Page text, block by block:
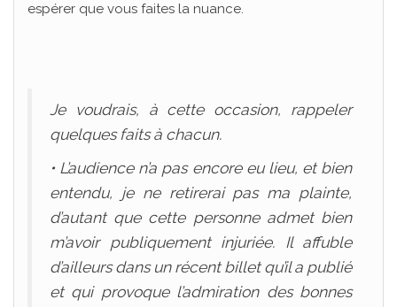
espérer que vous faites la nuance.
Je voudrais, à cette occasion, rappeler
quelques faits à chacun.
• L’audience n’a pas encore eu lieu, et bien
entendu, je ne retirerai pas ma plainte,
d’autant que cette personne admet bien
m’avoir publiquement injuriée. Il affuble
d’ailleurs dans un récent billet qu’il a publié
et qui provoque l’admiration des bonnes